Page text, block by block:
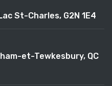
St-Charles, G2N 1E4
et-Tewkesbury, QC